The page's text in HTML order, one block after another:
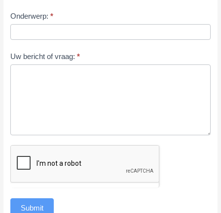
Onderwerp:*
Uw bericht of vraag:*
Submit